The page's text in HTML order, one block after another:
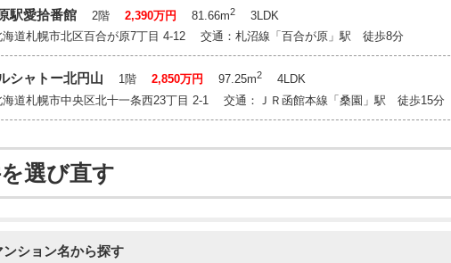
駅愛拾番館 2階 2,390万円 81.66m2
3LDK
海道札幌市北区百合が原7丁目 4-12 交通：札沼線「百合が原」駅 徒歩8分
シャトー北円山 1階 2,850万円 97.25m2
4LDK
海道札幌市中央区北十一条西23丁目 2-1 交通：ＪＲ函館本線「桑園」駅 徒歩15分
選び直す
ンション名から探す